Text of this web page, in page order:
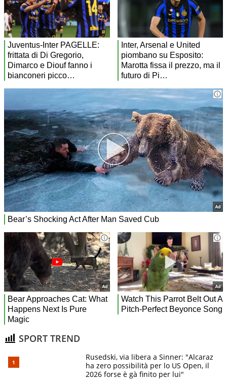
SPORT TREND
Rusedski, via libera a Sinner: "Alcaraz
ha zero possibilità per lo US Open, il
2026 forse è gà finito per lui"